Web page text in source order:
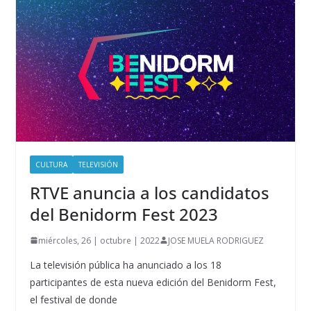
CULTURA TELEVISIÓN
RTVE anuncia a los candidatos
del Benidorm Fest 2023
miércoles, 26 | octubre | 2022 JOSE MUELA RODRIGUEZ
La televisión pública ha anunciado a los 18
participantes de esta nueva edición del Benidorm Fest,
el festival de donde